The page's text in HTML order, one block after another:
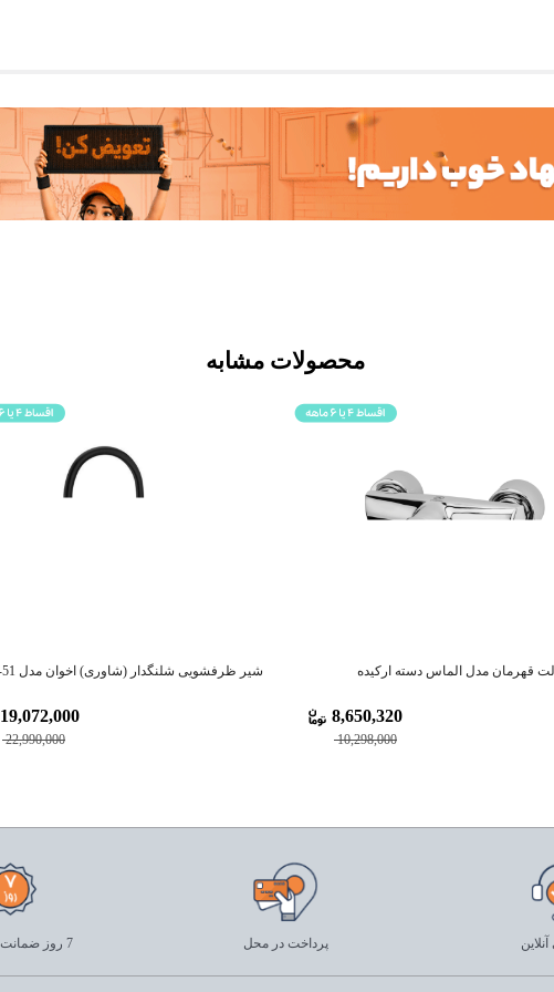
محصولات مشابه
قهرمان مدل الماس دسته ارکیده
10,298,000
8,650,320
شیر ظرفشویی شلنگدار (شاوری) اخوان مدل T-51
22,990,000
19,072,000
پرداخت در محل 7 روز ضمانت بازگشت